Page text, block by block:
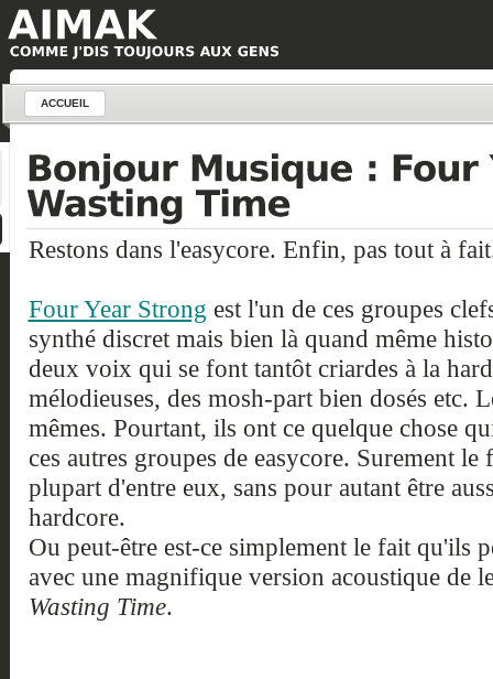
ACCUEIL
Restons dans l'easycore. Enfin, pas tout à
Four Year Strong est l'un de ces groupes
synthé discret mais bien là quand même
deux voix qui se font tantôt criardes à la
mélodieuses, des mosh-part bien dosés etc.
mêmes. Pourtant, ils ont ce quelque chose
ces autres groupes de easycore. Surement
plupart d'entre eux, sans pour autant être
hardcore.
Ou peut-être est-ce simplement le fait qu'ils
avec une magnifique version acoustique de
Wasting Time.